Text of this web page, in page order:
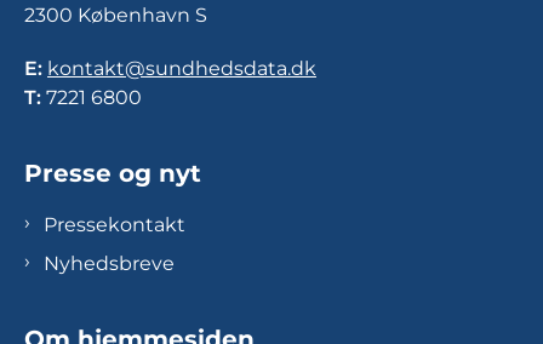
2300 København S
E: kontakt@sundhedsdata.dk
T: 7221 6800
Presse og nyt
Pressekontakt
Nyhedsbreve